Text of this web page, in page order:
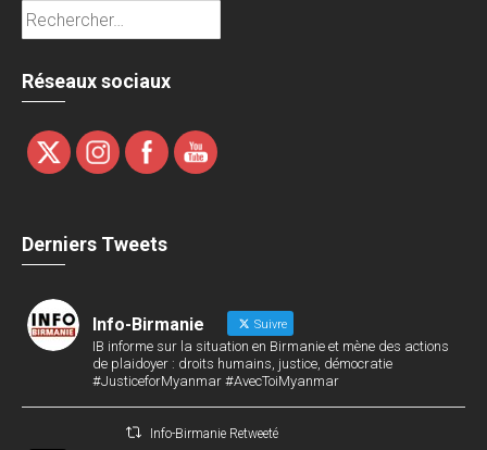
Rechercher :
Réseaux sociaux
Derniers Tweets
Info-Birmanie Suivre
IB informe sur la situation en Birmanie et mène des actions
de plaidoyer : droits humains, justice, démocratie
#JusticeforMyanmar #AvecToiMyanmar
Info-Birmanie Retweeté